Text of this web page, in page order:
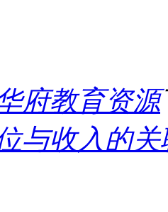
府教育资源
与收入的关